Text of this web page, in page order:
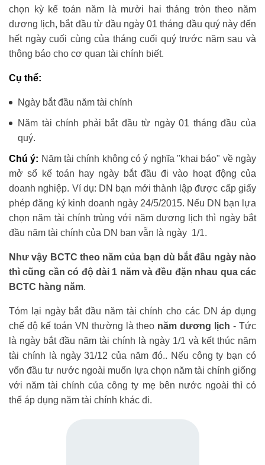
chọn kỳ kế toán năm là mười hai tháng tròn theo năm
dương lịch, bắt đầu từ đầu ngày 01 tháng đầu quý này đến
hết ngày cuối cùng của tháng cuối quý trước năm sau và
thông báo cho cơ quan tài chính biết.
Cụ thể:
Ngày bắt đầu năm tài chính
Năm tài chính phải bắt đầu từ ngày 01 tháng đầu của
quý.
Chú ý: Năm tài chính không có ý nghĩa "khai báo" về ngày
mở sổ kế toán hay ngày bắt đầu đi vào hoạt động của
doanh nghiệp. Ví dụ: DN bạn mới thành lập được cấp giấy
phép đăng ký kinh doanh ngày 24/5/2015. Nếu DN bạn lựa
chọn năm tài chính trùng với năm dương lịch thì ngày bắt
đầu năm tài chính của DN bạn vẫn là ngày 1/1.
Như vậy BCTC theo năm của bạn dù bắt đầu ngày nào
thì cũng cần có độ dài 1 năm và đều đặn nhau qua các
BCTC hàng năm.
Tóm lại ngày bắt đầu năm tài chính cho các DN áp dụng
chế độ kế toán VN thường là theo năm dương lịch - Tức
là ngày bắt đầu năm tài chính là ngày 1/1 và kết thúc năm
tài chính là ngày 31/12 của năm đó.. Nếu công ty bạn có
vốn đầu tư nước ngoài muốn lựa chọn năm tài chính giống
với năm tài chính của công ty mẹ bên nước ngoài thì có
thể áp dụng năm tài chính khác đi.